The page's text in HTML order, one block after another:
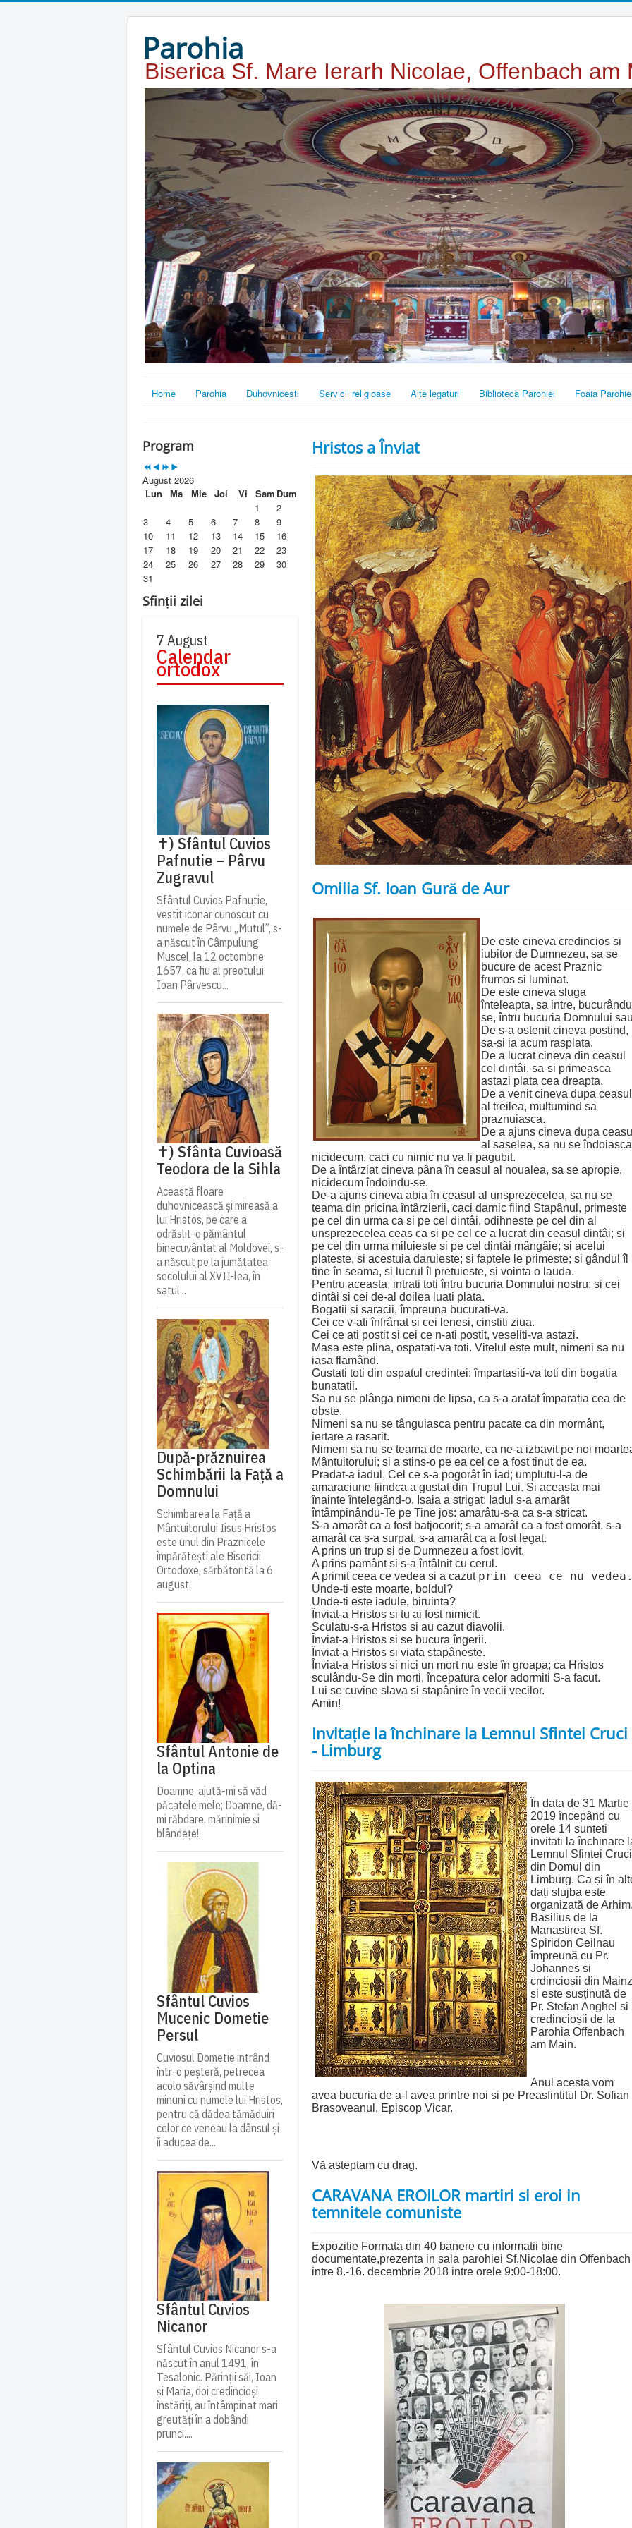
Parohia
Biserica Sf. Mare Ierarh Nicolae, Offenbach am
Home Parohia Duhovnicesti Servicii religioase Alte legaturi Biblioteca Parohiei Foaia
Program
August 2026
Lun
Ma Mie Joi Vi Sam Dum
1
2
3
4 5 6 7 8
9
10
11 12 13 14 15
16
17
18 19 20 21 22
23
24
25 26 27 28 29
30
31
Sfinții zilei
7 August
Calendar
ortodox
✝) Sfântul Cuvios
Pafnutie – Pârvu
Zugravul
Sfântul Cuvios Pafnutie,
vestit iconar cunoscut cu
numele de Pârvu „Mutul”, s-
a născut în Câmpulung
Muscel, la 12 octombrie
1657, ca fiu al preotului
Ioan Pârvescu...
✝) Sfânta Cuvioasă
Teodora de la Sihla
Această floare
duhovnicească și mireasă a
lui Hristos, pe care a
odrăslit-o pământul
binecuvântat al Moldovei, s-
a născut pe la jumătatea
secolului al XVII-lea, în
satul...
După-prăznuirea
Schimbării la Față a
Domnului
Schimbarea la Față a
Mântuitorului Iisus Hristos
este unul din Praznicele
împărătești ale Bisericii
Ortodoxe, sărbătorită la 6
august.
Sfântul Antonie de
la Optina
Doamne, ajută-mi să văd
păcatele mele; Doamne, dă-
mi răbdare, mărinimie şi
blândeţe!
Sfântul Cuvios
Mucenic Dometie
Persul
Cuviosul Dometie intrând
într-o peșteră, petrecea
acolo săvârșind multe
minuni cu numele lui Hristos,
pentru că dădea tămăduiri
celor ce veneau la dânsul și
îi aducea de...
Sfântul Cuvios
Nicanor
Sfântul Cuvios Nicanor s-a
născut în anul 1491, în
Tesalonic. Părinții săi, Ioan
și Maria, doi credincioși
înstăriți, au întâmpinat mari
greutăți în a dobândi
prunci....
Hristos a Înviat
Omilia Sf. Ioan Gură de Aur
De este cineva credincios si
iubitor de Dumnezeu, sa se
bucure de acest Praznic
frumos si luminat.
De este cineva sluga
înteleapta, sa intre,
se, întru bucuria Domnului
De s-a ostenit cineva postind,
sa-si ia acum rasplata.
De a lucrat cineva din ceasul
cel dintâi, sa-si primeasca
astazi plata cea dreapta.
De a venit cineva dupa ceasul
al treilea, multumind sa
praznuiasca.
De a ajuns cineva dupa
al saselea, sa nu se îndoiasca
nicidecum, caci cu nimic nu va fi pagubit.
De a întârziat cineva pâna în ceasul al noualea, sa se apropie,
nicidecum îndoindu-se.
De-a ajuns cineva abia în ceasul al unsprezecelea, sa nu se
teama din pricina întârzierii, caci darnic fiind Stapânul, primeste
pe cel din urma ca si pe cel dintâi, odihneste pe cel din al
unsprezecelea ceas ca si pe cel ce a lucrat din ceasul dintâi; si
pe cel din urma miluieste si pe cel dintâi mângâie; si acelui
plateste, si acestuia daruieste; si faptele le primeste; si gândul îl
tine în seama, si lucrul îl pretuieste, si vointa o lauda.
Pentru aceasta, intrati toti întru bucuria Domnului nostru: si cei
dintâi si cei de-al doilea luati plata.
Bogatii si saracii, împreuna bucurati-va.
Cei ce v-ati înfrânat si cei lenesi, cinstiti ziua.
Cei ce ati postit si cei ce n-ati postit, veseliti-va astazi.
Masa este plina, ospatati-va toti. Vitelul este mult, nimeni sa nu
iasa flamând.
Gustati toti din ospatul credintei: împartasiti-va toti din bogatia
bunatatii.
Sa nu se plânga nimeni de lipsa, ca s-a aratat împaratia cea de
obste.
Nimeni sa nu se tânguiasca pentru pacate ca din mormânt,
iertare a rasarit.
Nimeni sa nu se teama de moarte, ca ne-a izbavit pe noi
Mântuitorului; si a stins-o pe ea cel ce a fost tinut de ea.
Pradat-a iadul, Cel ce s-a pogorât în iad; umplutu-l-a de
amaraciune fiindca a gustat din Trupul Lui. Si aceasta mai
înainte întelegând-o, Isaia a strigat: Iadul s-a amarât
întâmpinându-Te pe Tine jos: amarâtu-s-a ca s-a stricat.
S-a amarât ca a fost batjocorit; s-a amarât ca a fost omorât, s-a
amarât ca s-a surpat, s-a amarât ca a fost legat.
A prins un trup si de Dumnezeu a fost lovit.
A prins pamânt si s-a întâlnit cu cerul.
A primit ceea ce vedea si a cazut prin ceea ce nu
Unde-ti este moarte, boldul?
Unde-ti este iadule, biruinta?
Înviat-a Hristos si tu ai fost nimicit.
Sculatu-s-a Hristos si au cazut diavolii.
Înviat-a Hristos si se bucura îngerii.
Înviat-a Hristos si viata stapâneste.
Înviat-a Hristos si nici un mort nu este în groapa; ca Hristos
sculându-Se din morti, începatura celor adormiti S-a facut.
Lui se cuvine slava si stapânire în vecii vecilor.
Amin!
Invitație la închinare la Lemnul Sfintei Cruci
- Limburg
În data de 31 Martie
2019 începând cu
orele 14 sunteti
invitati la închinare
Lemnul Sfintei Cruci
din Domul din
Limburg. Ca și în
dați slujba este
organizată de
Basilius de la
Manastirea Sf.
Spiridon Geilnau
împreună cu Pr.
Johannes si
crdincioșii din Mainz
si este susținută de
Pr. Stefan Anghel si
credincioșii de la
Parohia Offenbach
am Main.
Anul acesta vom
avea bucuria de a-l avea printre noi si pe Preasfintitul Dr. Sofian
Brasoveanul, Episcop Vicar.
Vă asteptam cu drag.
CARAVANA EROILOR martiri si eroi in
temnitele comuniste
Expozitie Formata din 40 banere cu informatii bine
documentate,prezenta in sala parohiei Sf.Nicolae din Offenbach
intre 8.-16. decembrie 2018 intre orele 9:00-18:00.